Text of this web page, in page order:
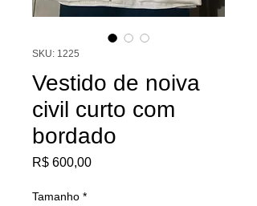
SKU: 1225
Vestido de noiva
civil curto com
bordado
R$ 600,00Preço
Tamanho *